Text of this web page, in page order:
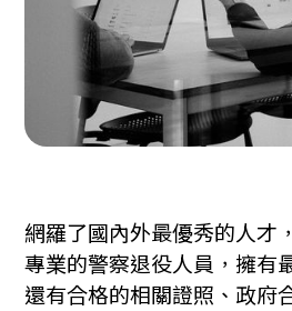
網羅了國內外最優秀的人才
專業的警察退役人員，擁有
還有合格的相關證照、政府